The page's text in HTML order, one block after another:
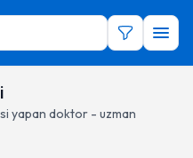
yapan doktor - uzman